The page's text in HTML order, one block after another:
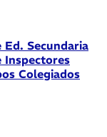
Secundaria
Inspectores
Colegiados